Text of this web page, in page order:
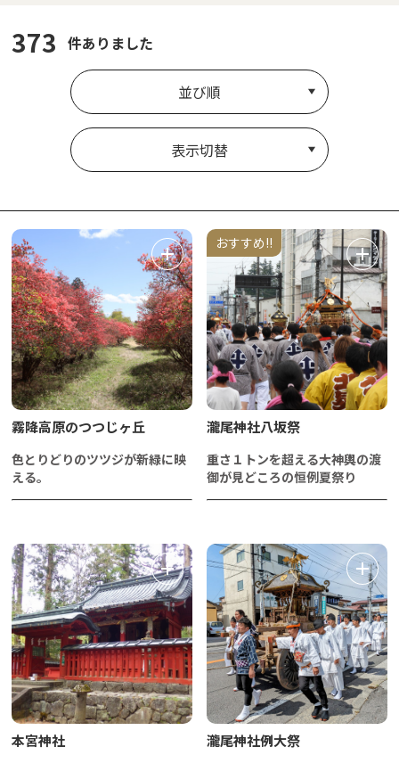
373 件ありました
並び順
表示切替
霧降高原のつつじヶ丘
色とりどりのツツジが新緑に映
える。
おすすめ!!
瀧尾神社八坂祭
重さ１トンを超える大神輿の渡
御が見どころの恒例夏祭り
本宮神社 瀧尾神社例大祭